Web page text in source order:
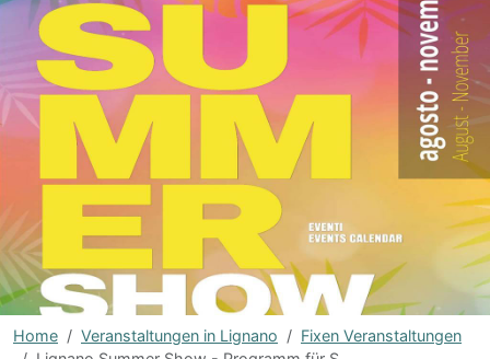
Home Veranstaltungen in Lignano
fixen Veranstaltungen